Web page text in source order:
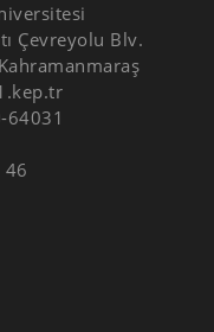
Çevreyolu Blv.
64031
34
46 46